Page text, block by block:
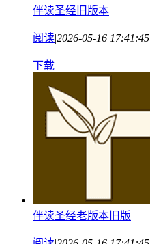
伴读圣经旧版本
阅读|2026-05-16 17:41:45
下载
伴读圣经老版本旧版